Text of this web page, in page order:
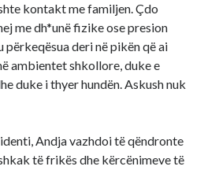
kontakt me familjen. Çdo
me dh*unë fizike ose presion
deri në pikën që ai
ambientet shkollore, duke e
duke i thyer hundën. Askush nuk
Andja vazhdoi të qëndronte
të frikës dhe kërcënimeve të